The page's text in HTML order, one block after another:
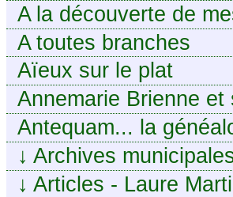
A la découverte de
ancêtres
A toutes branches
Aïeux sur le plat
Annemarie Brienne et
challenges de A à Z
Antequam... la
↓ Archives
Montpellier
↓ Articles - Laure